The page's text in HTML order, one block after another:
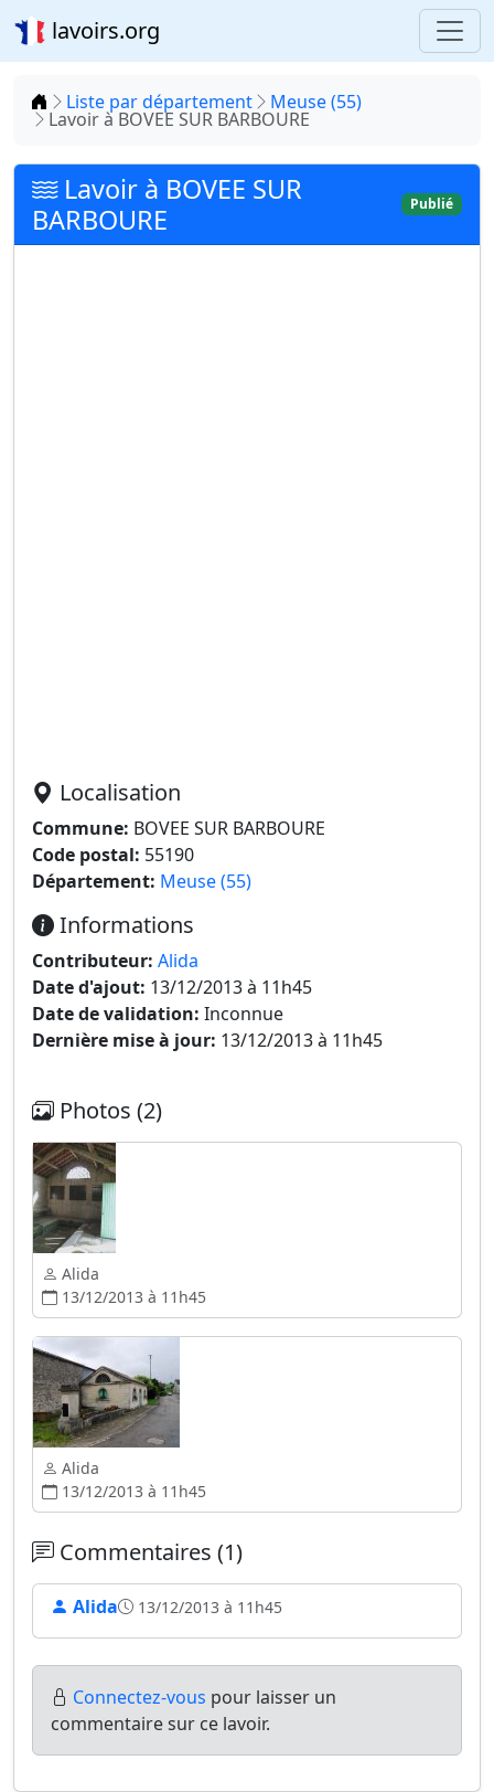
lavoirs.org
Accueil
Liste par département Meuse (55)
Lavoir à BOVEE SUR BARBOURE
Lavoir à BOVEE SUR
BARBOURE
Publié
Localisation
Commune: BOVEE SUR BARBOURE
Code postal: 55190
Département: Meuse (55)
Informations
Contributeur: Alida
Date d'ajout: 13/12/2013 à 11h45
Date de validation: Inconnue
Dernière mise à jour: 13/12/2013 à 11h45
Photos (2)
Alida
13/12/2013 à 11h45
Alida
13/12/2013 à 11h45
Commentaires (1)
Alida 13/12/2013 à 11h45
Connectez-vous pour laisser un
commentaire sur ce lavoir.